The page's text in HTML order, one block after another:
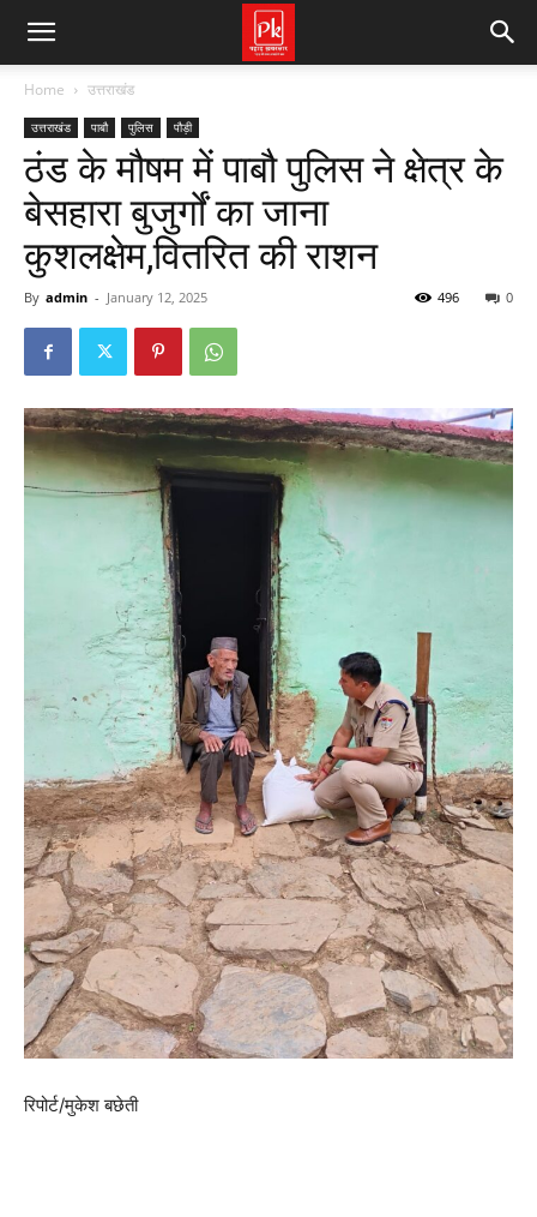
Home उत्तराखंड
उत्तराखंड पाबौ पुलिस पौड़ी
ठंड के मौषम में पाबौ पुलिस ने क्षेत्र के
बेसहारा बुजुर्गों का जाना
कुशलक्षेम,वितरित की राशन
By admin - January 12, 2025 0
496
रिपोर्ट/मुकेश बछेती